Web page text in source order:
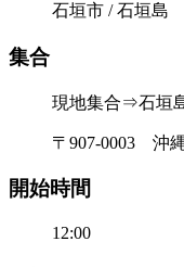
石垣市 / 石垣島
集合
現地集合⇒石垣
〒907-0003 沖
開始時間
12:00